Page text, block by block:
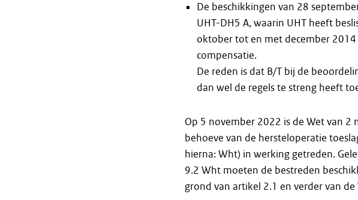
De beschikkingen van 28
UHT-DH5 A, waarin UHT heeft
oktober tot en met december
compensatie.
De reden is dat B/T bij de
dan wel de regels te streng heeft
Op 5 november 2022 is de Wet van
behoeve van de hersteloperatie
hierna: Wht) in werking getreden.
9.2 Wht moeten de bestreden
grond van artikel 2.1 en verder van de